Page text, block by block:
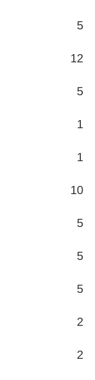
5
12
5
1
1
10
5
5
5
2
2